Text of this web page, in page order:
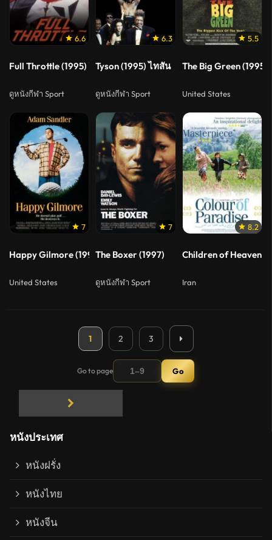
6.6
Full Throttle (1995) ยึดถนน..เก็บใจไว้ให้เธอ
ดูหนังกีฬา Sport
6.3
Tyson (1995) ไทสัน
ดูหนังกีฬา Sport
5.5
The Big Green (1995)
United States
7
Happy Gilmore (1996) กิลมอร์ พลังช้าง 1
United States
7
The Boxer (1997)
ดูหนังกีฬา Sport
8.2
Children of Heaven
Iran
1 2 3
Go to page Go
Next page
หนังประเทศ
หนังฝรั่ง
หนังไทย
หนังจีน